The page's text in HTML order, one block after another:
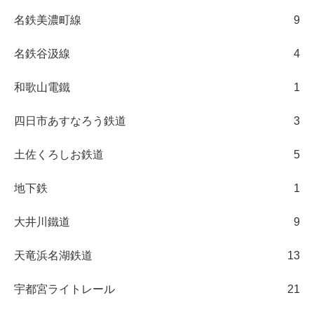
名鉄美濃町線 9
名鉄谷汲線 4
和歌山電鐵 1
四日市あすなろう鉄道 3
土佐くろしお鉄道 5
地下鉄 1
大井川鐵道 9
天竜浜名湖鉄道 13
宇都宮ライトレール 21